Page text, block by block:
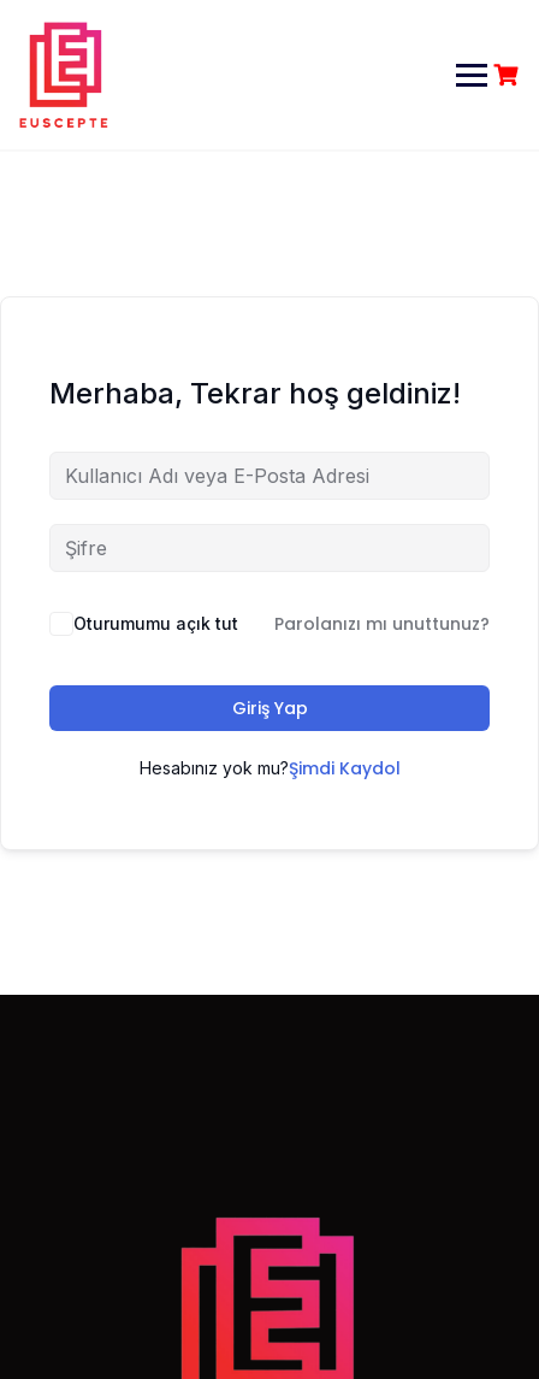
content
Merhaba, Tekrar hoş geldiniz!
Oturumumu açık tut Parolanızı mı unuttunuz?
Giriş Yap
Hesabınız yok mu?Şimdi Kaydol